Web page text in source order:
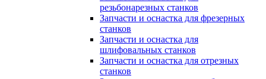
резьбонарезных станков
Запчасти и оснастка для фрезерных
станков
Запчасти и оснастка для
шлифовальных станков
Запчасти и оснастка для отрезных
станков